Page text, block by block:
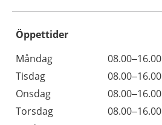
Öppettider
Dag
Öppettider
Kommentarer
Måndag
08.00–16.00
Tisdag
08.00–16.00
Onsdag
08.00–16.00
Torsdag
08.00–16.00